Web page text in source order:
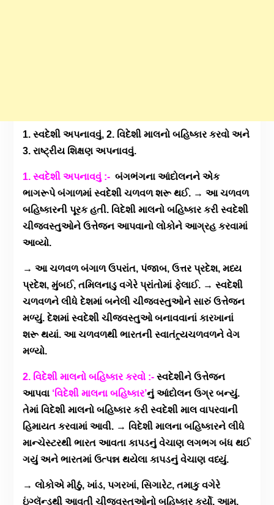
1. સ્વદેશી અપનાવવું, 2. વિદેશી માલનો બહિષ્કાર કરવો અને
3. રાષ્ટ્રીય શિક્ષણ અપનાવવું.
1. સ્વદેશી અપનાવવું :-બંગભંગના આંદોલનને એક
ભાગરૂપે બંગાળમાં સ્વદેશી ચળવળ શરૂ થઈ. → આ ચળવળ
બહિષ્કારની પૂરક હતી. વિદેશી માલનો બહિષ્કાર કરી સ્વદેશી
ચીજવસ્તુઓને ઉત્તેજન આપવાનો લોકોને આગ્રહ કરવામાં
આવ્યો.
→ આ ચળવળ બંગાળ ઉપરાંત, પંજાબ, ઉત્તર પ્રદેશ, મધ્ય
પ્રદેશ, મુંબઈ, તમિલનાડુ વગેરે પ્રાંતોમાં ફેલાઈ. → સ્વદેશી
ચળવળને લીધે દેશમાં બનેલી ચીજવસ્તુઓને સારું ઉત્તેજન
મળ્યું. દેશમાં સ્વદેશી ચીજવસ્તુઓ બનાવવાનાં કારખાનાં
શરૂ થયાં. આ ચળવળથી ભારતની સ્વાતંત્ર્યચળવળને વેગ
મળ્યો.
2. વિદેશી માલનો બહિષ્કાર કરવો :-સ્વદેશીને ઉત્તેજન
આપવા ‘વિદેશી માલના બહિષ્કાર’નું આંદોલન ઉગ્ર બન્યું.
તેમાં વિદેશી માલનો બહિષ્કાર કરી સ્વદેશી માલ વાપરવાની
હિમાયત કરવામાં આવી. → વિદેશી માલના બહિષ્કારને લીધે
માન્ચેસ્ટરથી ભારત આવતા કાપડનું વેચાણ લગભગ બંધ થઈ
ગયું અને ભારતમાં ઉત્પન્ન થયેલા કાપડનું વેચાણ વધ્યું.
→ લોકોએ મીઠું, ખાંડ, પગરખાં, સિગારેટ, તમાકુ વગેરે
ઇંગ્લૅન્ડથી આવતી ચીજવસ્તુઓનો બહિષ્કાર કર્યો. આમ,